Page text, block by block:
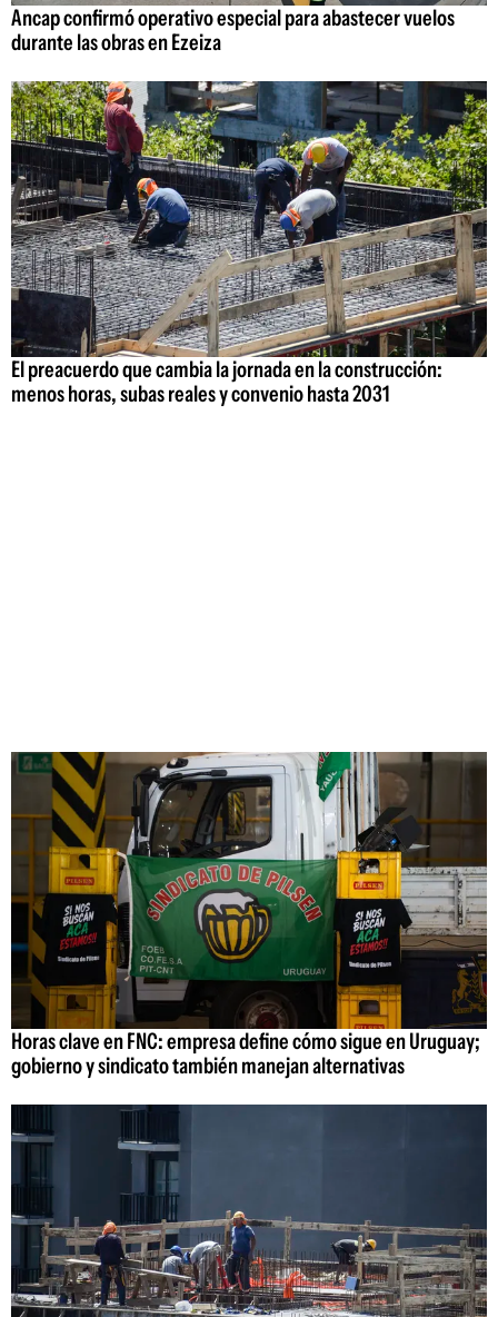
Ancap confirmó operativo especial para abastecer vuelos
durante las obras en Ezeiza
El preacuerdo que cambia la jornada en la construcción:
menos horas, subas reales y convenio hasta 2031
Horas clave en FNC: empresa define cómo sigue en Uruguay;
gobierno y sindicato también manejan alternativas